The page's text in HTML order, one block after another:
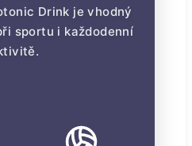
Drink je vhodný
sportu i každodenní